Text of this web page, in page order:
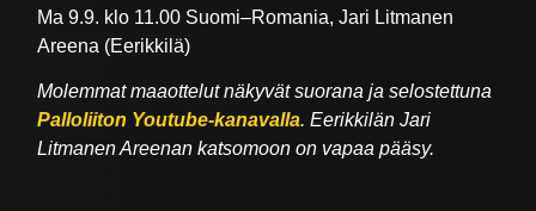
Ma 9.9. klo 11.00 Suomi–Romania, Jari Litmanen
Areena (Eerikkilä)
Molemmat maaottelut näkyvät suorana ja selostettuna
Palloliiton Youtube-kanavalla. Eerikkilän Jari
Litmanen Areenan katsomoon on vapaa pääsy.